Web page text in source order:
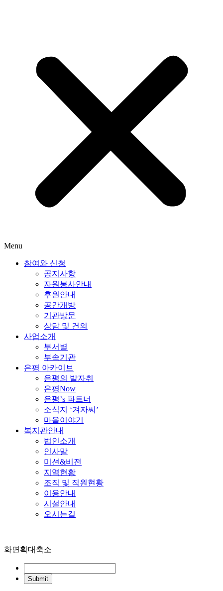
Menu
참여와 신청
공지사항
자원봉사안내
후원안내
공간개방
기관방문
상담 및 건의
사업소개
부서별
부속기관
은평 아카이브
은평의 발자취
은평Now
은평’s 파트너
소식지 ‘겨자씨’
마을이야기
복지관안내
법인소개
인사말
미션&비전
지역현황
조직 및 직원현황
이용안내
시설안내
오시는길
화면확대축소